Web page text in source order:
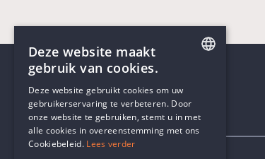
Contactgegevens
DUTCH
Deze website maakt
gebruik van cookies.
Deze website gebruikt cookies om uw
gebruikerservaring te verbeteren. Door
onze website te gebruiken, stemt u in met
alle cookies in overeenstemming met ons
Cookiebeleid. Lees verder